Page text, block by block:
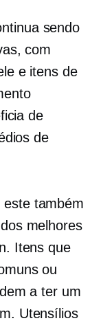
sendo
com
e itens de
de
de
também
melhores
Itens que
ou
a ter um
Utensílios